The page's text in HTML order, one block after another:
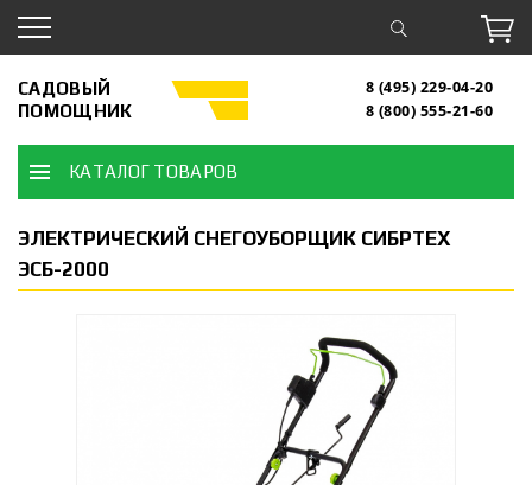
САДОВЫЙ
ПОМОЩНИК
8 (495) 229-04-20
8 (800) 555-21-60
КАТАЛОГ ТОВАРОВ
ЭЛЕКТРИЧЕСКИЙ СНЕГОУБОРЩИК СИБРТЕХ
ЭСБ-2000